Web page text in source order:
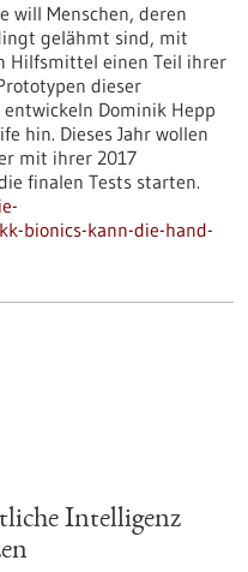
will Menschen, deren
gelähmt sind, mit
Hilfsmittel einen Teil ihrer
dieser
Dominik Hepp
hin. Dieses Jahr wollen
mit ihrer 2017
finalen Tests starten.
bionics-kann-die-hand-
Intelligenz